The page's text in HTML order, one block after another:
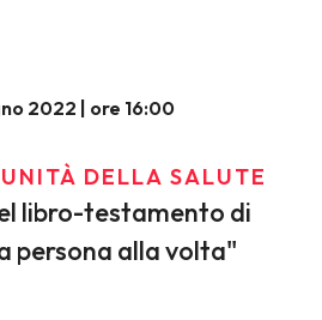
2022 | ore 16:00
DELLA SALUTE
libro-testamento di
persona alla volta"